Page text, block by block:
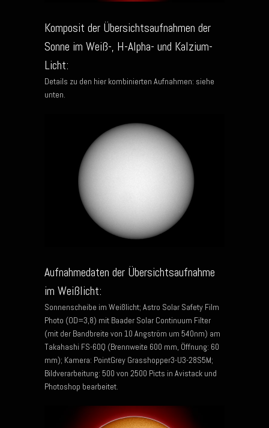
Komposit der Übersichtsaufnahmen der
Sonne im Weiß-, H-Alpha- und Kalzium-
Licht:
Details zu den hier kombinierten Aufnahmen: siehe
unten.
Aufnahmedaten der Übersichtsaufnahme
im Weißlicht:
Sonnenscheibe im Weißlicht; Astro Solar Safety Film
Photo (OD=3,8) mit Baader Solar Continuum Filter
(mit der Bandbreite von 10 Angström um 540nm) am
Takahashi FS-60Q (Brennweite 600 mm, Öffnung: 60
mm); Kamera: PointGrey Grasshopper3-U3-28S5M;
Bildverarbeitung: 500 von 2500 Picts in Avistack und
Photoshop bearbeitet.